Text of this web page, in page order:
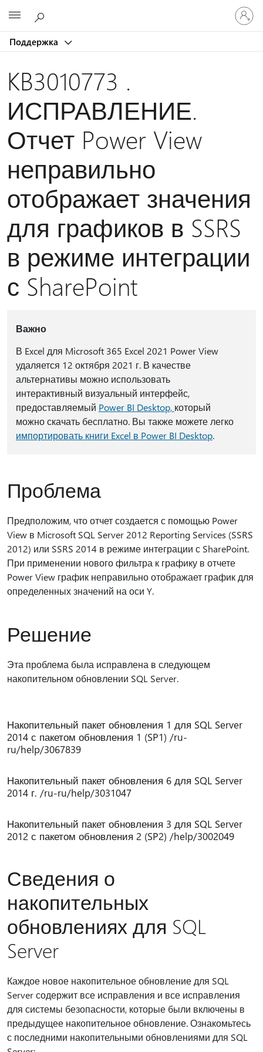
Поддержка
KB3010773 .
ИСПРАВЛЕНИЕ.
Отчет Power View
неправильно
отображает значения
для графиков в SSRS
в режиме интеграции
с SharePoint
Важно
В Excel для Microsoft 365 Excel 2021 Power View
удаляется 12 октября 2021 г. В качестве
альтернативы можно использовать
интерактивный визуальный интерфейс,
предоставляемый Power BI Desktop, который
можно скачать бесплатно. Вы также можете легко
импортировать книги Excel в Power BI Desktop.
Проблема
Предположим, что отчет создается с помощью Power
View в Microsoft SQL Server 2012 Reporting Services (SSRS
2012) или SSRS 2014 в режиме интеграции с SharePoint.
При применении нового фильтра к графику в отчете
Power View график неправильно отображает график для
определенных значений на оси Y.
Решение
Эта проблема была исправлена в следующем
накопительном обновлении SQL Server.
Накопительный пакет обновления 1 для SQL Server
2014 с пакетом обновления 1 (SP1) /ru-
ru/help/3067839
Накопительный пакет обновления 6 для SQL Server
2014 г. /ru-ru/help/3031047
Накопительный пакет обновления 3 для SQL Server
2012 с пакетом обновления 2 (SP2) /help/3002049
Сведения о
накопительных
обновлениях для SQL
Server
Каждое новое накопительное обновление для SQL
Server содержит все исправления и все исправления
для системы безопасности, которые были включены в
предыдущее накопительное обновление. Ознакомьтесь
с последними накопительными обновлениями для SQL